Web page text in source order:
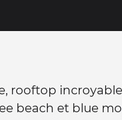
rooftop
beach et blue